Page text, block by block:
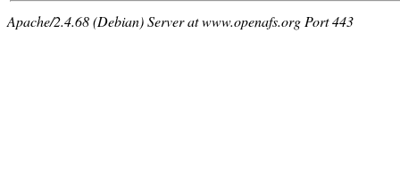
Apache/2.4.68 (Debian) Server at www.openafs.org Port 443